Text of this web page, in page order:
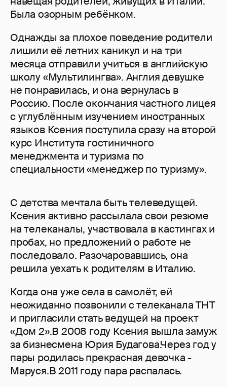
Была озорным ребёнком.
Однажды за плохое поведение родители
лишили её летних каникул и на три
месяца отправили учиться в английскую
школу «Мультилингва». Англия девушке
не понравилась, и она вернулась в
Россию. После окончания частного лицея
с углублённым изучением иностранных
языков Ксения поступила сразу на второй
курс Института гостиничного
менеджмента и туризма по
специальности «менеджер по туризму».
С детства мечтала быть телеведущей.
Ксения активно рассылала свои резюме
на телеканалы, участвовала в кастингах и
пробах, но предложений о работе не
последовало. Разочаровавшись, она
решила уехать к родителям в Италию.
Когда она уже села в самолёт, ей
неожиданно позвонили с телеканала ТНТ
и пригласили стать ведущей на проект
«Дом 2».В 2008 году Ксения вышла замуж
за бизнесмена Юрия Будагова.Через год у
пары родилась прекрасная девочка -
Маруся.В 2011 году пара распалась.